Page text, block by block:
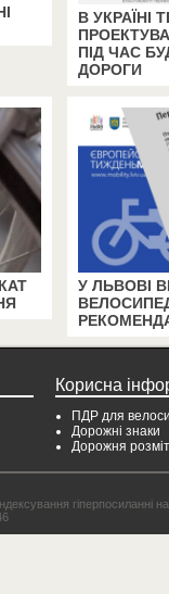
В УКРАЇНІ
ПІД ЧАС
ДОРОГИ
У ЛЬВОВІ
Корисна
ПДР для
Дорожні знаки
Дорожня
гіперпосиланні